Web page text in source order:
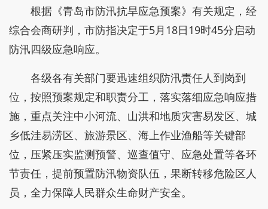
根据《青岛市防汛抗旱应急预案》有关规定，经
综合会商研判，市防指决定于5月18日19时45分启动
防汛四级应急响应。
各级各有关部门要迅速组织防汛责任人到岗到
位，按照预案规定和职责分工，落实落细应急响应措
施，重点关注中小河流、山洪和地质灾害易发区、城
乡低洼易涝区、旅游景区、海上作业渔船等关键部
位，压紧压实监测预警、巡查值守、应急处置等各环
节责任，提前预置防汛物资队伍，果断转移危险区人
员，全力保障人民群众生命财产安全。